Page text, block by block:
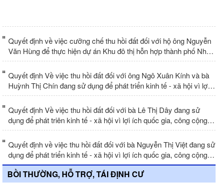
Quyết định về việc cưỡng chế thu hồi đất đối với hộ ông Nguyễn
Văn Hùng để thực hiện dự án Khu đô thị hỗn hợp thành phố Nha
Trang
Quyết định Về việc thu hồi đất đối với ông Ngô Xuân Kính và bà
Huỳnh Thị Chín đang sử dụng để phát triển kinh tế - xã hội vì lợi
ích quốc gia, công cộng - Dự án Khu đô thị hỗn hợp thành phố
Nha Trang
Quyết định Về việc thu hồi đất đối với bà Lê Thị Dây đang sử
dụng để phát triên kinh tế - xã hội vì lợi ích quốc gia, công cộng -
Dự án Khu đô thị hồn hợp thành phố Nha Trang
Quyết định về việc thu hồi đất đối với bà Nguyễn Thị Việt đang sử
dụng để phát triển kinh tế - xã hội vì lợi ích quốc gia, công cộng -
Dự án Khu đô thị hỗn hợp thành phố Nha Trang
BỒI THƯỜNG, HỖ TRỢ, TÁI ĐỊNH CƯ